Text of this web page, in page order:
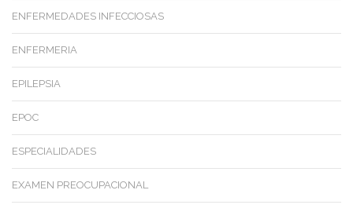
ENFERMEDADES INFECCIOSAS
ENFERMERIA
EPILEPSIA
EPOC
ESPECIALIDADES
EXAMEN PREOCUPACIONAL